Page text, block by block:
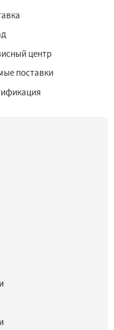
центр
поставки